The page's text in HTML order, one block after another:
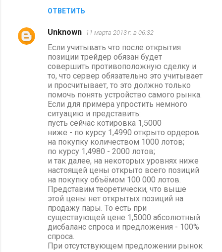
ОТВЕТИТЬ
Unknown 11 марта 2013 г. в 06:32
Если учитывать что после открытия
позиции трейдер обязан будет
совершить противоположную сделку и
то, что сервер обязательно это учитывает
и просчитывает, то это должно только
помочь понять устройство самого рынка.
Если для примера упростить немного
ситуацию и представить:
пусть сейчас котировка 1,5000
ниже - по курсу 1,4990 открыто ордеров
на покупку количеством 1000 лотов;
по курсу 1,4980 - 2000 лотов;
и так далее, на некоторых уровнях ниже
настоящей цены открыто всего позиций
на покупку объёмом 100 000 лотов.
Представим теоретически, что выше
этой цены нет открытых позиций на
продажу пары. То есть при
существующей цене 1,5000 абсолютный
дисбаланс спроса и предложения - 100%
спроса.
При отсутствующем предложении рынок